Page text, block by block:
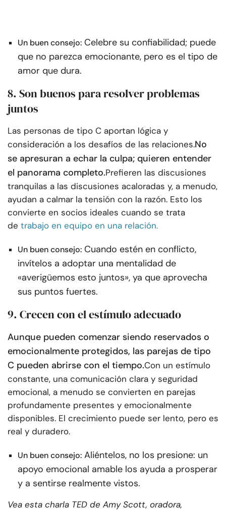
Un buen consejo: Celebre su confiabilidad; puede
que no parezca emocionante, pero es el tipo de
amor que dura.
8. Son buenos para resolver problemas
juntos
Las personas de tipo C aportan lógica y
consideración a los desafíos de las relaciones.No
se apresuran a echar la culpa; quieren entender
el panorama completo.Prefieren las discusiones
tranquilas a las discusiones acaloradas y, a menudo,
ayudan a calmar la tensión con la razón. Esto los
convierte en socios ideales cuando se trata
de trabajo en equipo en una relación.
Un buen consejo: Cuando estén en conflicto,
invítelos a adoptar una mentalidad de
«averigüemos esto juntos», ya que aprovecha
sus puntos fuertes.
9. Crecen con el estímulo adecuado
Aunque pueden comenzar siendo reservados o
emocionalmente protegidos, las parejas de tipo
C pueden abrirse con el tiempo.Con un estímulo
constante, una comunicación clara y seguridad
emocional, a menudo se convierten en parejas
profundamente presentes y emocionalmente
disponibles. El crecimiento puede ser lento, pero es
real y duradero.
Un buen consejo: Aliéntelos, no los presione: un
apoyo emocional amable los ayuda a prosperar
y a sentirse realmente vistos.
Vea esta charla TED de Amy Scott, oradora,